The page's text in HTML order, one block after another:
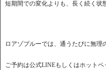
ロアゾブルーでは、通うたびに無
ご予約は公式LINEもしくはホット